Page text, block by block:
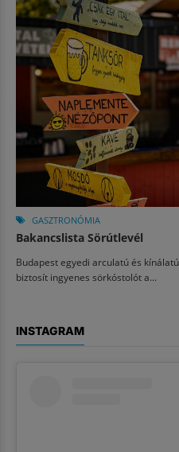
GASZTRONÓMIA
Bakancslista Sörútlevél
Budapest egyedi arculatú és
biztosít ingyenes sörkóstolót a...
INSTAGRAM